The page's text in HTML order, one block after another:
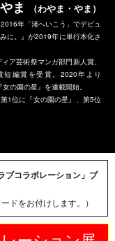
ま
（わやま・やま）
年「渚へいこう」でデビュ
に。』が2019年に単行本化さ
ア芸術祭マンガ部門新人賞、
編賞を受賞。2020年より
の園の星』を連載開始。
1位に『女の園の星』、第5位
コラボレーション」ブ
ドをお付けします。）